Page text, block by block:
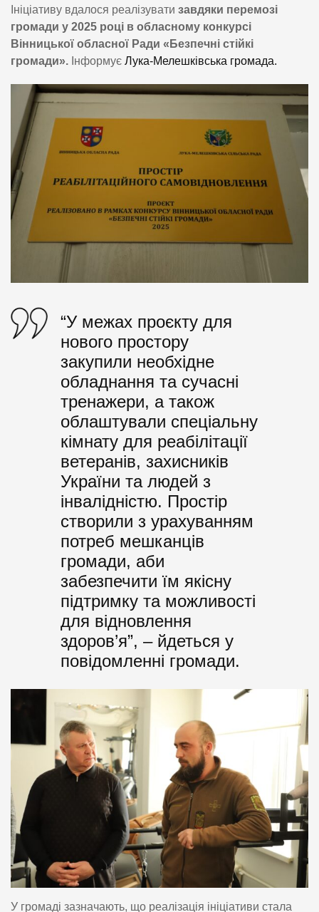
Ініціативу вдалося реалізувати завдяки перемозі
громади у 2025 році в обласному конкурсі
Вінницької обласної Ради «Безпечні стійкі
громади». Інформує Лука-Мелешківська громада.
“У межах проєкту для
нового простору
закупили необхідне
обладнання та сучасні
тренажери, а також
облаштували спеціальну
кімнату для реабілітації
ветеранів, захисників
України та людей з
інвалідністю. Простір
створили з урахуванням
потреб мешканців
громади, аби
забезпечити їм якісну
підтримку та можливості
для відновлення
здоров’я”, – йдеться у
повідомленні громади.
У громаді зазначають, що реалізація ініціативи стала